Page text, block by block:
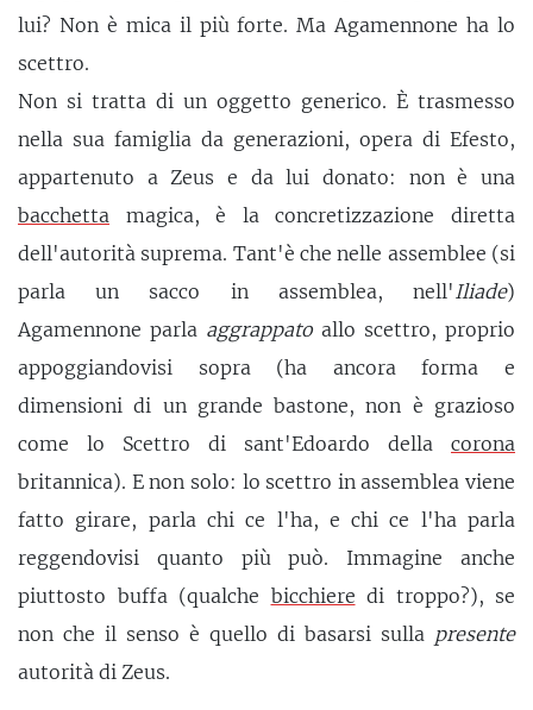
lui? Non è mica il più forte. Ma Agamennone ha lo
scettro.
Non si tratta di un oggetto generico. È trasmesso
nella sua famiglia da generazioni, opera di Efesto,
appartenuto a Zeus e da lui donato: non è una
bacchetta magica, è la concretizzazione diretta
dell'autorità suprema. Tant'è che nelle assemblee (si
parla un sacco in assemblea, nell' Iliade)
Agamennone parla aggrappato allo scettro, proprio
appoggiandovisi sopra (ha ancora forma e
dimensioni di un grande bastone, non è grazioso
come lo Scettro di sant'Edoardo della corona
britannica). E non solo: lo scettro in assemblea viene
fatto girare, parla chi ce l'ha, e chi ce l'ha parla
reggendovisi quanto più può. Immagine anche
piuttosto buffa (qualche bicchiere di troppo?), se
non che il senso è quello di basarsi sulla presente
autorità di Zeus.